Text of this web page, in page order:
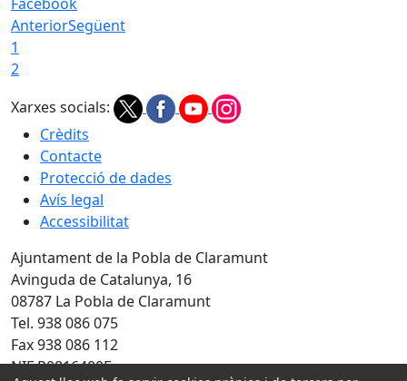
AnteriorSegüent
1
2
Xarxes socials:
Crèdits
Contacte
Protecció de dades
Avís legal
Accessibilitat
Ajuntament de la Pobla de Claramunt
Avinguda de Catalunya, 16
08787 La Pobla de Claramunt
Tel. 938 086 075
Fax 938 086 112
NIF P0816400F